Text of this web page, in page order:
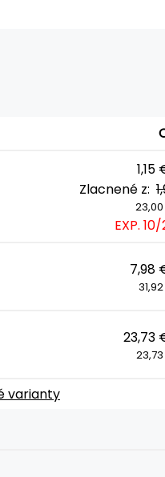
1,15
Zlacnené z:
EXP.
7,98
23,73
varianty